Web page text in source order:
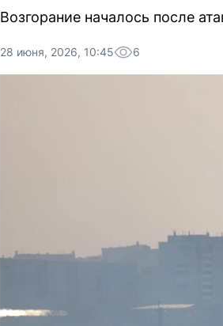
Возгорание началось после
28 июня, 2026, 10:45 6